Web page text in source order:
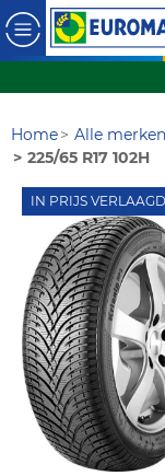
Home Alle merken
225/65 R17 102H
IN PRIJS VERLAAGD